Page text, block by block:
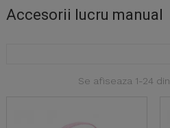
Accesorii lucru manual
Se afiseaza 1-24